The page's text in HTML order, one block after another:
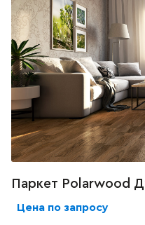
Паркет Polarwood
Цена по запросу